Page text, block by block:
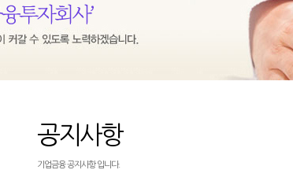
공지사항
기업금융 공지사항 입니다.